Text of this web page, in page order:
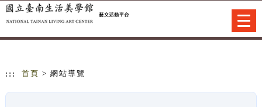
跳到主要內容
網站導覽
::: 首頁 > 網站導覽